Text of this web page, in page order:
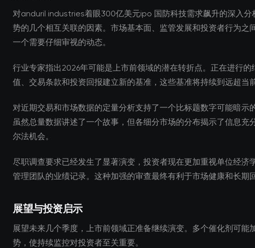
对anduril industries着眼300亿美元ipo 国防科技需求飙升的深入分
势的几个相互关联的因素。市场基本面、监管发展和投资者行为之
一个需要仔细审视的动态。
行业专家指出2026年可能是上市前领域的潜在转折点。正在进行的
值、交易条款和投资回报建立新的基准，这些基准将持续到远超当
对近期交易和市场数据的定量分析支持了一个比标题数字可能暗示
虽然总量数据讲述了一个故事，但各细分市场的分布揭示了信息充
尔法机会。
尽职调查要求已经发生了显著演变，投资者现在更加重视单位经济
管理团队的业绩记录。这种加强的审查最终有利于市场健康和长期回
展望与投资启示
展望未来几个季度，上市前领域正准备继续演变。多个催化剂可能
势，使持续监控对投资者至关重要。